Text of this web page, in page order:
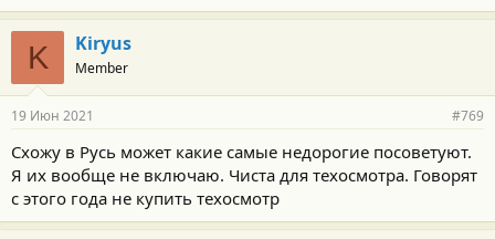
K Kiryus
Member
19 Июн 2021 #769
Схожу в Русь может какие самые недорогие посоветуют.
Я их вообще не включаю. Чиста для техосмотра. Говорят
с этого года не купить техосмотр